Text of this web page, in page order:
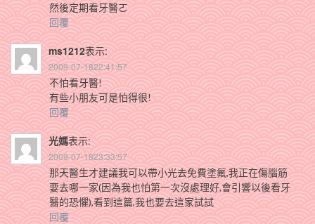
然後定期看牙醫ㄛ
回覆
ms1212表示:
2009-07-1822:41:57
不怕看牙醫!
有些小朋友可是怕得很!
回覆
光媽表示:
2009-07-1823:33:57
那天醫生才建議我可以帶小光去免費塗氟,我正在傷腦筋
要去哪一家(因為我也怕第一次沒處理好,會引響以後看牙
醫的恐懼),看到這篇,我也要去這家試試
回覆